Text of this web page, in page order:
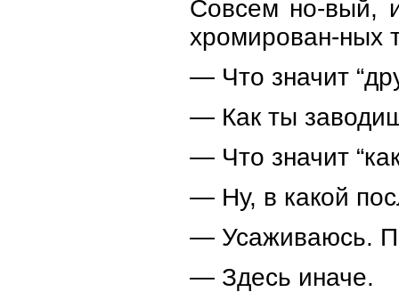
Совсем но-вый,
хромирован-ных
— Что значит
— Как ты
— Что значит
— Ну, в какой
— Усаживаюсь.
— Здесь иначе.